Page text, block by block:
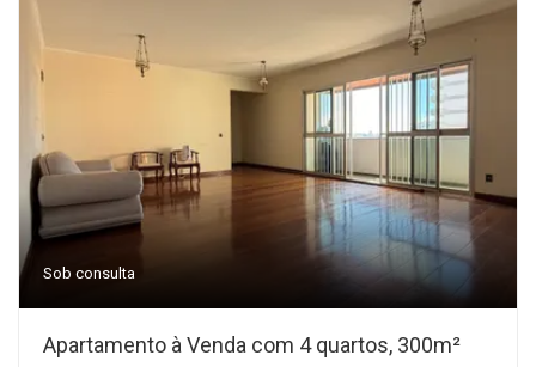
Sob consulta
Apartamento à Venda com 4 quartos, 300m²